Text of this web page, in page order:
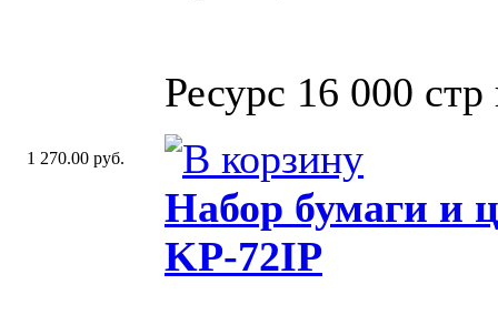
Ресурс 16 000
1 270.00 руб.
Набор бумаги и
KP-72IP